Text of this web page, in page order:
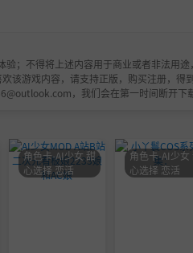
；不得将上述内容用于商业或者非法用
该游戏内容，请支持正版，购买注册，得
，我们会在第一时间断开下
角色卡-AI少女 甜
心选择 恋活
角色卡-AI少女
心选择 恋活